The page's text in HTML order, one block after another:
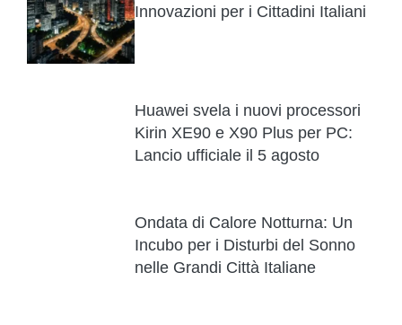
Innovazioni per i Cittadini Italiani
Huawei svela i nuovi processori
Kirin XE90 e X90 Plus per PC:
Lancio ufficiale il 5 agosto
Ondata di Calore Notturna: Un
Incubo per i Disturbi del Sonno
nelle Grandi Città Italiane